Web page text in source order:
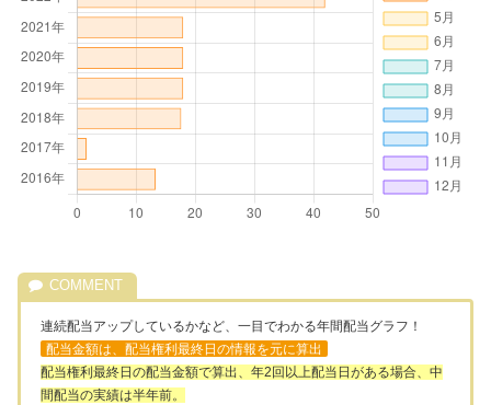
連続配当アップしているかなど、一目でわかる年間配当グラフ！
配当金額は、配当権利最終日の情報を元に算出
配当権利最終日の配当金額で算出、年2回以上配当日がある場合、中
間配当の実績は半年前。